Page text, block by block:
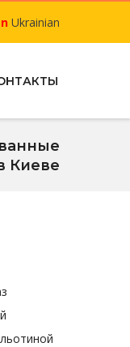
Ukrainian
Киеве